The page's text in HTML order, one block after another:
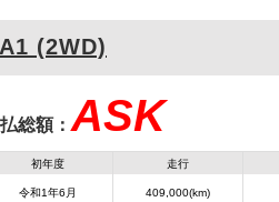
(2WD)
総額： ASK
初年度
令和1年6月
走行
409,000(km)